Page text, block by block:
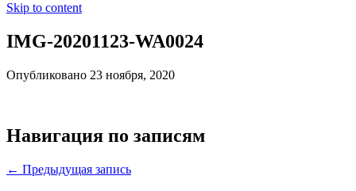
Skip to content
IMG-20201123-WA0024
Опубликовано 23 ноября, 2020
Навигация по записям
← Предыдущая запись